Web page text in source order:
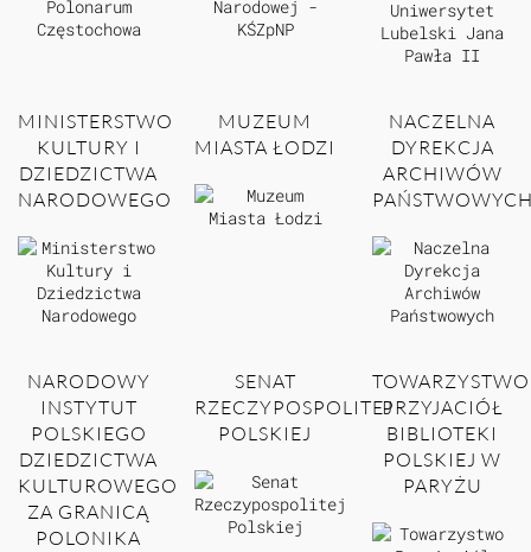
MINISTERSTWO
KULTURY I
DZIEDZICTWA
NARODOWEGO
MUZEUM
MIASTA ŁODZI
NACZELNA
DYREKCJA
ARCHIWÓW
NARODOWY
INSTYTUT
POLSKIEGO
DZIEDZICTWA
KULTUROWEGO
ZA GRANICĄ
POLONIKA
SENAT
RZECZYPOSPOLITEJ
POLSKIEJ
TOWARZYSTWO
PRZYJACIÓŁ
BIBLIOTEKI
POLSKIEJ W
PARYŻU